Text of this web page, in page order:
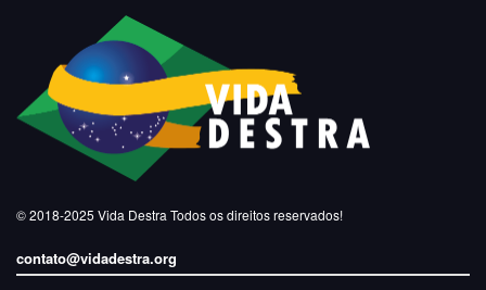
© 2018-2025 Vida Destra Todos os direitos reservados!
contato@vidadestra.org